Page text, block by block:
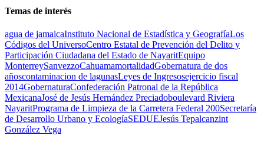
Temas de interés
agua de jamaicaInstituto Nacional de Estadística y GeografíaLos
Códigos del UniversoCentro Estatal de Prevención del Delito y
Participación Ciudadana del Estado de NayaritEquipo
MonterreySanvezzoCahuamamortalidadGobernatura de dos
añoscontaminacion de lagunasLeyes de Ingresosejercicio fiscal
2014GobernaturaConfederación Patronal de la República
MexicanaJosé de Jesús Hernández Preciadoboulevard Riviera
NayaritPrograma de Limpieza de la Carretera Federal 200Secretaría
de Desarrollo Urbano y EcologíaSEDUEJesús Tepalcanzint
González Vega